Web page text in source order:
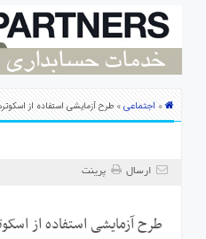
استرالیا
ارتباط» اجتماعی» طرح آزمایشی استفاده از
ارسال پرینت
طرح آزمایشی استفاده از